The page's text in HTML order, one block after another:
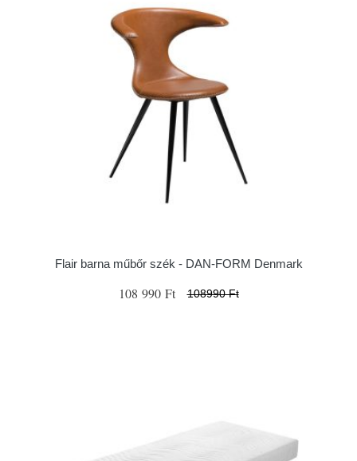
Flair barna műbőr szék - ​​​​​DAN-FORM Denmark
108 990 Ft 108990 Ft